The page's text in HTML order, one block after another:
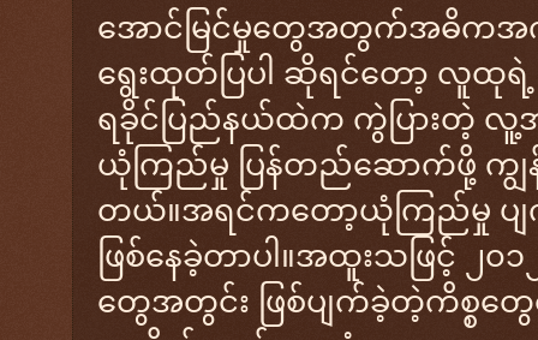
အောင်မြင်မှုတွေအတွက်အဓိကအက
ရွေးထုတ်ပြပါ ဆိုရင်တော့ လူထုရဲ့
ရခိုင်ပြည်နယ်ထဲက ကွဲပြားတဲ့ လူ့
ယုံကြည်မှု ပြန်တည်ဆောက်ဖို့ ကျွ
တယ်။အရင်ကတော့ယုံကြည်မှု ပျက်
ဖြစ်နေခဲ့တာပါ။အထူးသဖြင့် ၂၀
တွေအတွင်း ဖြစ်ပျက်ခဲ့တဲ့ကိစ္စတွ